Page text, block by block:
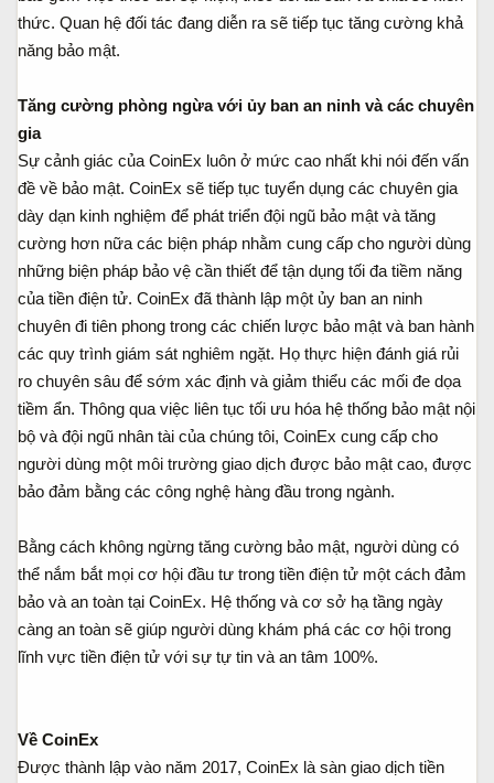
thức. Quan hệ đối tác đang diễn ra sẽ tiếp tục tăng cường khả
năng bảo mật.
Tăng cường phòng ngừa với ủy ban an ninh và các chuyên
gia
Sự cảnh giác của CoinEx luôn ở mức cao nhất khi nói đến vấn
đề về bảo mật. CoinEx sẽ tiếp tục tuyển dụng các chuyên gia
dày dạn kinh nghiệm để phát triển đội ngũ bảo mật và tăng
cường hơn nữa các biện pháp nhằm cung cấp cho người dùng
những biện pháp bảo vệ cần thiết để tận dụng tối đa tiềm năng
của tiền điện tử. CoinEx đã thành lập một ủy ban an ninh
chuyên đi tiên phong trong các chiến lược bảo mật và ban hành
các quy trình giám sát nghiêm ngặt. Họ thực hiện đánh giá rủi
ro chuyên sâu để sớm xác định và giảm thiểu các mối đe dọa
tiềm ẩn. Thông qua việc liên tục tối ưu hóa hệ thống bảo mật nội
bộ và đội ngũ nhân tài của chúng tôi, CoinEx cung cấp cho
người dùng một môi trường giao dịch được bảo mật cao, được
bảo đảm bằng các công nghệ hàng đầu trong ngành.
Bằng cách không ngừng tăng cường bảo mật, người dùng có
thể nắm bắt mọi cơ hội đầu tư trong tiền điện tử một cách đảm
bảo và an toàn tại CoinEx. Hệ thống và cơ sở hạ tầng ngày
càng an toàn sẽ giúp người dùng khám phá các cơ hội trong
lĩnh vực tiền điện tử với sự tự tin và an tâm 100%.
Về CoinEx
Được thành lập vào năm 2017, CoinEx là sàn giao dịch tiền